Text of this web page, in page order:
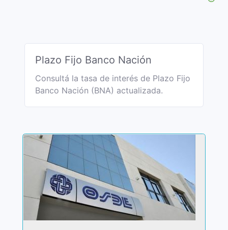
Plazo Fijo Banco Nación
Consultá la tasa de interés de Plazo Fijo
Banco Nación (BNA) actualizada.